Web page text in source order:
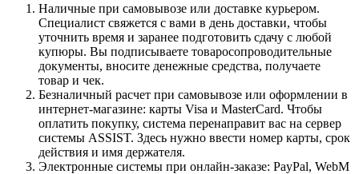
Наличные при самовывозе или доставке курьером.
Специалист свяжется с вами в день доставки, чтобы
уточнить время и заранее подготовить сдачу с любой
купюры. Вы подписываете товаросопроводительные
документы, вносите денежные средства, получаете
товар и чек.
Безналичный расчет при самовывозе или оформлении в
интернет-магазине: карты Visa и MasterCard. Чтобы
оплатить покупку, система перенаправит вас на сервер
системы ASSIST. Здесь нужно ввести номер карты, срок
действия и имя держателя.
Электронные системы при онлайн-заказе: PayPal, WebM